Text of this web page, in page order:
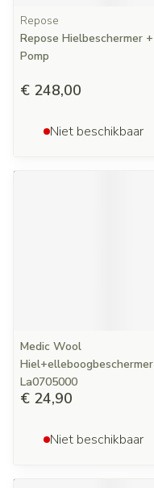
Repose
Repose Hielbeschermer +
Pomp
€ 248,00
Niet beschikbaar
Medic Wool
Hiel+elleboogbeschermer
La0705000
€ 24,90
Niet beschikbaar